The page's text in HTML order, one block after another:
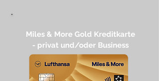
Miles & More Gold Kreditkarte​
- privat und/oder Business